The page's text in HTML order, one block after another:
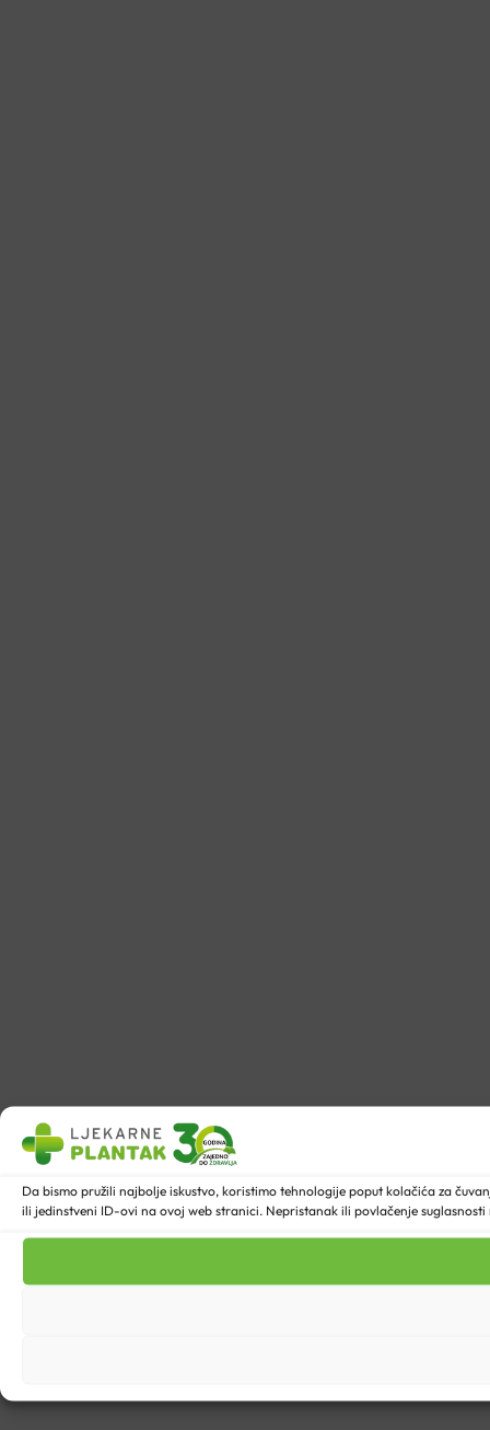
Da bismo pružili najbolje iskustvo, koristimo tehnologije poput kolačića za
ili jedinstveni ID-ovi na ovoj web stranici. Nepristanak ili povlačenje